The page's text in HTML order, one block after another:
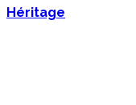
Héritage